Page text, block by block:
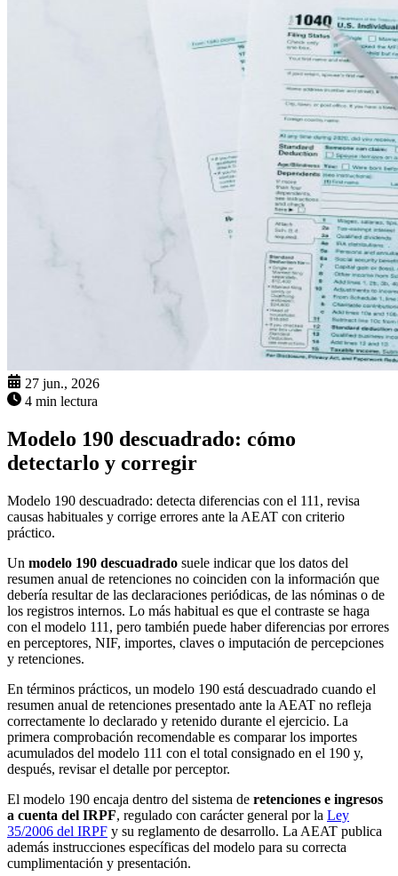
27 jun., 2026
4 min lectura
Modelo 190 descuadrado: cómo
detectarlo y corregir
Modelo 190 descuadrado: detecta diferencias con el 111, revisa
causas habituales y corrige errores ante la AEAT con criterio
práctico.
Un modelo 190 descuadrado suele indicar que los datos del
resumen anual de retenciones no coinciden con la información que
debería resultar de las declaraciones periódicas, de las nóminas o de
los registros internos. Lo más habitual es que el contraste se haga
con el modelo 111, pero también puede haber diferencias por errores
en perceptores, NIF, importes, claves o imputación de percepciones
y retenciones.
En términos prácticos, un modelo 190 está descuadrado cuando el
resumen anual de retenciones presentado ante la AEAT no refleja
correctamente lo declarado y retenido durante el ejercicio. La
primera comprobación recomendable es comparar los importes
acumulados del modelo 111 con el total consignado en el 190 y,
después, revisar el detalle por perceptor.
El modelo 190 encaja dentro del sistema de retenciones e ingresos
a cuenta del IRPF, regulado con carácter general por la Ley
35/2006 del IRPF y su reglamento de desarrollo. La AEAT publica
además instrucciones específicas del modelo para su correcta
cumplimentación y presentación.